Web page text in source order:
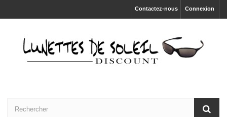
Connexion
Contactez-nous